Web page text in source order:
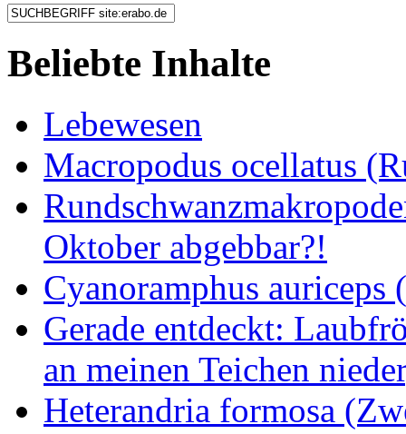
Beliebte Inhalte
Lebewesen
Macropodus ocellatus
Oktober abgebbar?!
Cyanoramphus
Gerade entdeckt:
an meinen Teichen
Heterandria formosa